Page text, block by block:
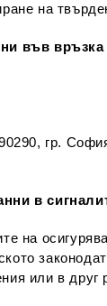
на
във
гр.
в
на
или в